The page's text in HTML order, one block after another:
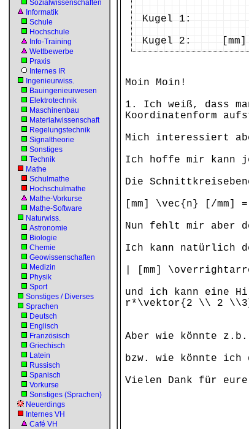
Sozialwissenschaften
Informatik
Schule
Hochschule
Info-Training
Wettbewerbe
Praxis
Internes IR
Ingenieurwiss.
Bauingenieurwesen
Elektrotechnik
Maschinenbau
Materialwissenschaft
Regelungstechnik
Signaltheorie
Sonstiges
Technik
Mathe
Schulmathe
Hochschulmathe
Mathe-Vorkurse
Mathe-Software
Naturwiss.
Astronomie
Biologie
Chemie
Geowissenschaften
Medizin
Physik
Sport
Sonstiges / Diverses
Sprachen
Deutsch
Englisch
Französisch
Griechisch
Latein
Russisch
Spanisch
Vorkurse
Sonstiges (Sprachen)
Neuerdings
Internes VH
Café VH
Kugel 1:
Kugel 2: [mm]
Moin Moin!
1. Ich weiß, dass
Koordinatenform
Mich interessiert
Ich hoffe mir kann
Die
[mm] \vec{n} [/
Nun fehlt mir aber
Ich kann natürlich
| [mm]
und ich kann eine
r*\vektor{2 \\ 2 \\3}
Aber wie könnte
bzw. wie könnte
Vielen Dank für